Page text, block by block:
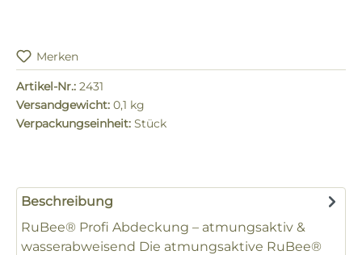
Merken
Artikel-Nr.: 2431
Versandgewicht: 0,1 kg
Verpackungseinheit: Stück
Beschreibung
RuBee® Profi Abdeckung – atmungsaktiv &
wasserabweisend Die atmungsaktive RuBee®